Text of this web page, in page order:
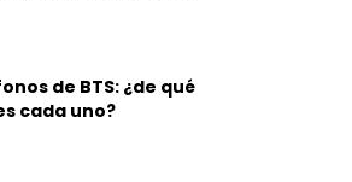
de BTS: ¿de qué
cada uno?